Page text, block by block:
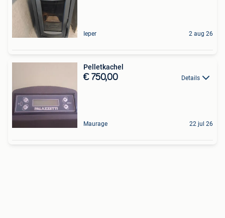
Ieper 2 aug 26
Pelletkachel
€ 750,00 Details
Maurage 22 jul 26